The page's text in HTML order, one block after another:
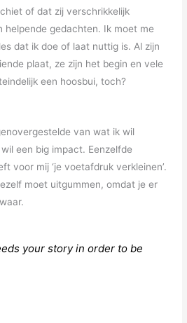
of dat zij verschrikkelijk
helpende gedachten. Ik moet me
dat ik doe of laat nuttig is. Al zijn
plaat, ze zijn het begin en vele
een hoosbui, toch?
van wat ik wil
een big impact. Eenzelfde
voor mij ‘je voetafdruk verkleinen’.
moet uitgummen, omdat je er
your story in order to be